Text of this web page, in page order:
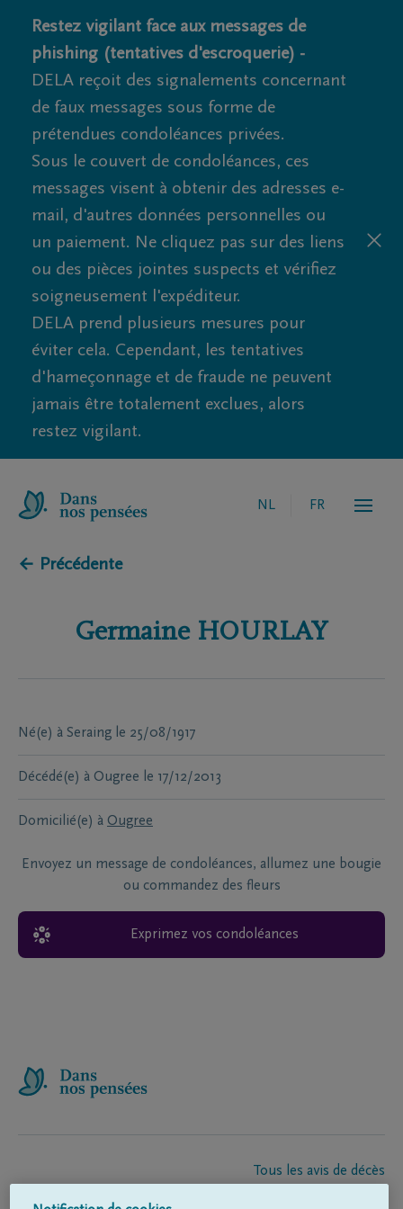
Restez vigilant face aux messages de
phishing (tentatives d'escroquerie) -
DELA reçoit des signalements concernant
de faux messages sous forme de
prétendues condoléances privées.
Sous le couvert de condoléances, ces
messages visent à obtenir des adresses e-
mail, d'autres données personnelles ou
un paiement. Ne cliquez pas sur des liens
ou des pièces jointes suspects et vérifiez
soigneusement l'expéditeur.
DELA prend plusieurs mesures pour
éviter cela. Cependant, les tentatives
d'hameçonnage et de fraude ne peuvent
jamais être totalement exclues, alors
restez vigilant.
NL FR
← Précédente
Germaine HOURLAY
Né(e) à Seraing le 25/08/1917
Décédé(e) à Ougree le 17/12/2013
Domicilié(e) à Ougree
Envoyez un message de condoléances, allumez une bougie
ou commandez des fleurs
Exprimez vos condoléances
Tous les avis de décès